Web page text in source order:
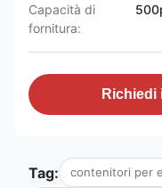
Capacità di
fornitura:
Richiedi
Tag: contenitori per